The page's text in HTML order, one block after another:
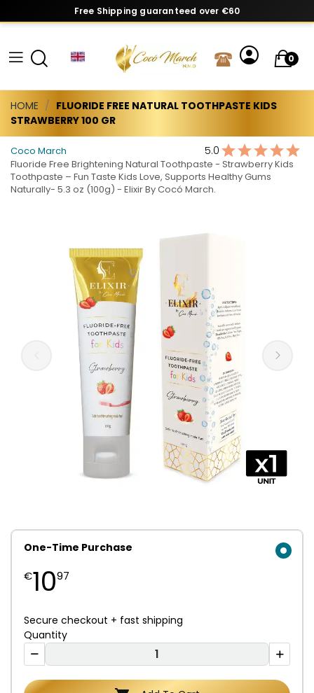
Free Shipping guaranteed over €60
0
HOME
FLUORIDE FREE NATURAL TOOTHPASTE KIDS
STRAWBERRY 100 GR
Coco March 5.0
Fluoride Free Brightening Natural Toothpaste - Strawberry Kids
Toothpaste – Fun Taste Kids Love, Supports Healthy Gums
Naturally- 5.3 oz (100g) - Elixir By Cocó March.
One-Time Purchase
€1097
Secure checkout + fast shipping
Quantity